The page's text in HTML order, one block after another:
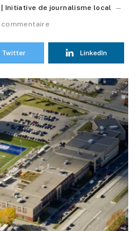
Initiative de journalisme local
commentaire
Twitter LinkedIn